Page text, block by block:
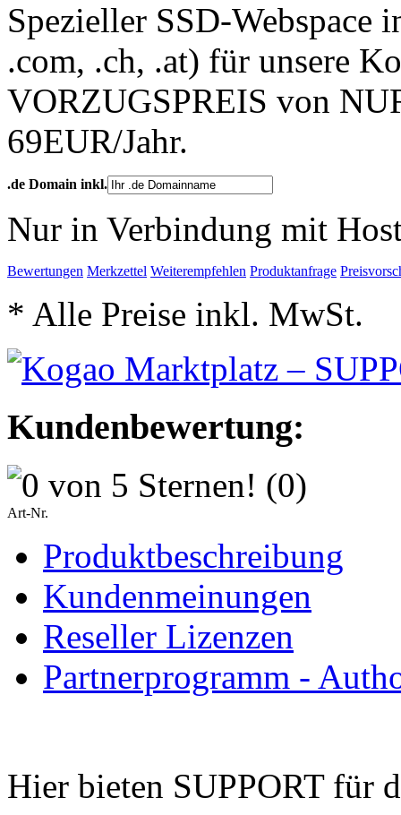
Spezieller SSD-Webspace
.com, .ch, .at) für unsere
VORZUGSPREIS von
69EUR/Jahr.
.de Domain inkl.
Nur in Verbindung mit
Bewertungen Merkzettel Weiterempfehlen Produktanfrage
* Alle Preise inkl. MwSt.
Kundenbewertung:
(0)
Art-Nr.
Produktbeschreibung
Kundenmeinungen
Reseller Lizenzen
Partnerprogramm -
Hier bieten SUPPORT für